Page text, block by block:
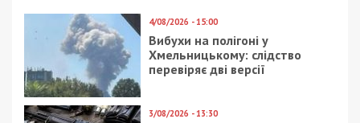
4/08/2026 - 15:00
Вибухи на полігоні у
Хмельницькому: слідство
перевіряє дві версії
3/08/2026 - 13:30